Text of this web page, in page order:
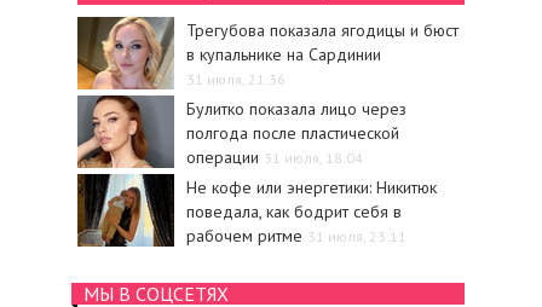
Трегубова показала ягодицы и бюст
в купальнике на Сардинии
31 июля, 21:36
Булитко показала лицо через
полгода после пластической
операции 31 июля, 18:04
Не кофе или энергетики: Никитюк
поведала, как бодрит себя в
рабочем ритме 31 июля, 23:11
МЫ В СОЦСЕТЯХ